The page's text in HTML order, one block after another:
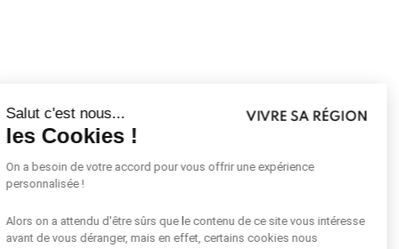
Salut c'est nous...
les Cookies !
On a besoin de votre accord pour vous offrir une expérience
personnalisée !
Alors on a attendu d'être sûrs que le contenu de ce site vous intéresse
avant de vous déranger, mais en effet, certains cookies nous